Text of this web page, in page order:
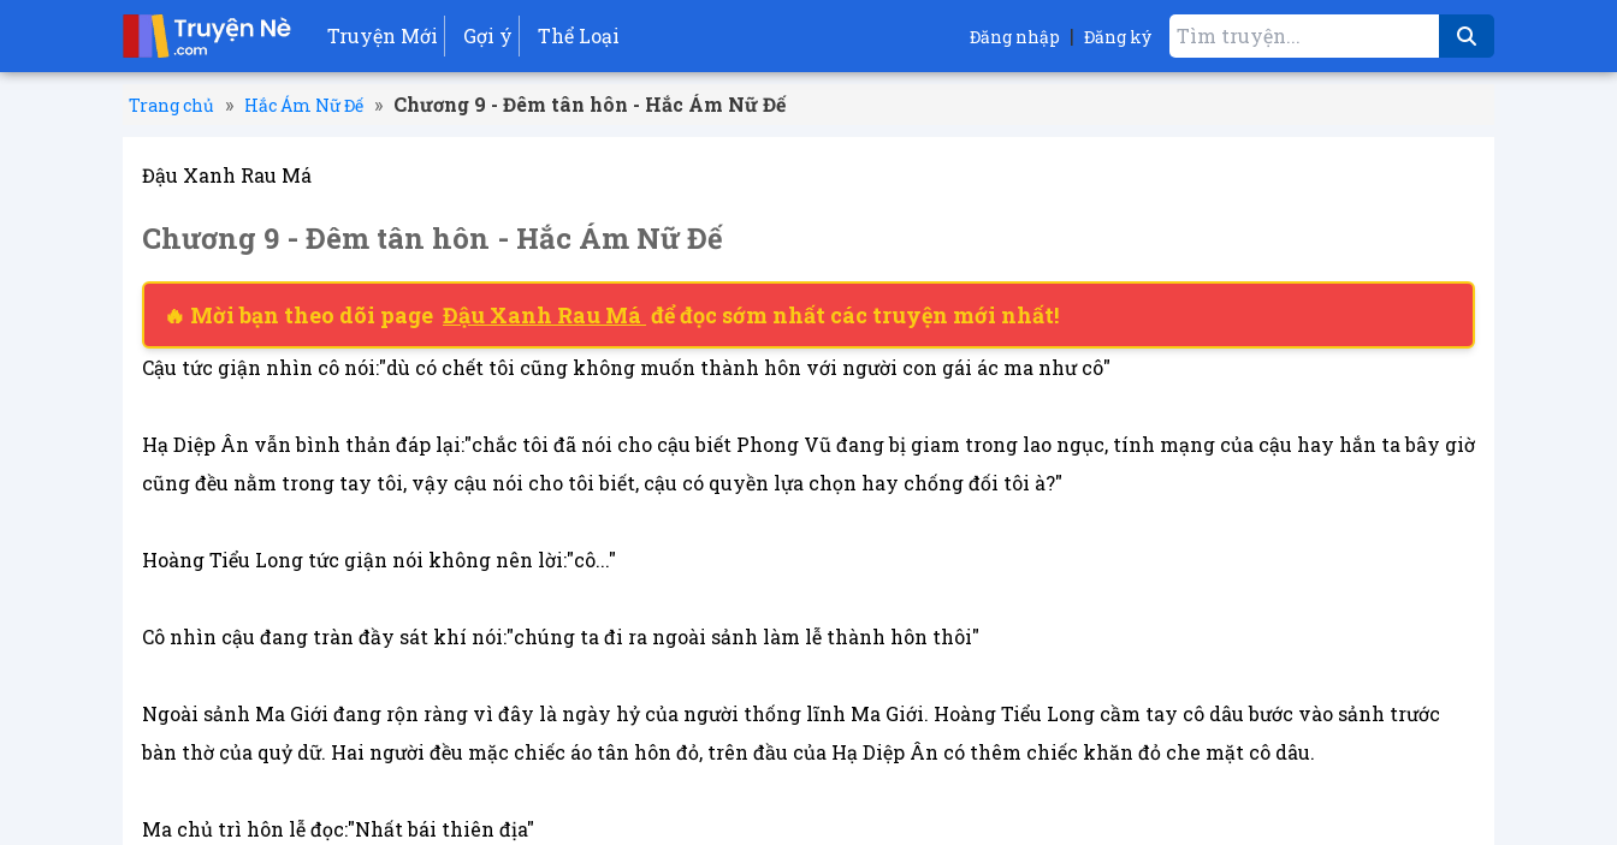
Truyện Mới Gợi ý Thể Loại Đăng nhập | Đăng ký
Trang chủ » Hắc Ám Nữ Đế » Chương 9 - Đêm tân hôn - Hắc Ám Nữ Đế
Đậu Xanh Rau Má
Chương 9 - Đêm tân hôn - Hắc Ám Nữ Đế
🔥 Mời bạn theo dõi page Đậu Xanh Rau Má để đọc sớm nhất các truyện mới nhất!
Cậu tức giận nhìn cô nói:"dù có chết tôi cũng không muốn thành hôn với người con gái ác ma như cô"
Hạ Diệp Ân vẫn bình thản đáp lại:"chắc tôi đã nói cho cậu biết Phong Vũ đang bị giam trong lao ngục, tính mạng của cậu hay hắn ta bây giờ
cũng đều nằm trong tay tôi, vậy cậu nói cho tôi biết, cậu có quyền lựa chọn hay chống đối tôi à?"
Hoàng Tiểu Long tức giận nói không nên lời:"cô..."
Cô nhìn cậu đang tràn đầy sát khí nói:"chúng ta đi ra ngoài sảnh làm lễ thành hôn thôi"
Ngoài sảnh Ma Giới đang rộn ràng vì đây là ngày hỷ của người thống lĩnh Ma Giới. Hoàng Tiểu Long cầm tay cô dâu bước vào sảnh trước
bàn thờ của quỷ dữ. Hai người đều mặc chiếc áo tân hôn đỏ, trên đầu của Hạ Diệp Ân có thêm chiếc khăn đỏ che mặt cô dâu.
Ma chủ trì hôn lễ đọc:"Nhất bái thiên địa"